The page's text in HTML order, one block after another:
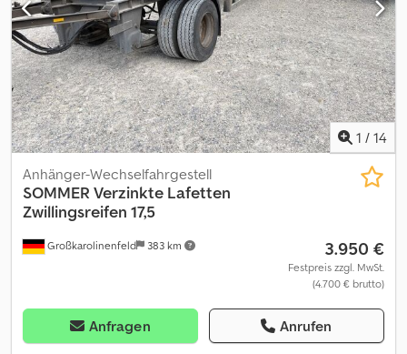
BESICHTIGUNG NUR MIT TERMIN ! Dcsdjztiy Repfx Aipok #####
1 / 14
Großkarolinenfeld 383 km
Anhänger-Wechselfahrgestell
SOMMER Verzinkte Lafetten
Zwillingsreifen 17,5
3.950 €
Festpreis zzgl. MwSt.
(4.700 € brutto)
Anfragen Anrufen